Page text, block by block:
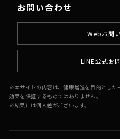
お問い合わせ
Webお問
LINE公式お
※本サイトの内容は、健康増進を目的とした
効果を保証するものではありません。
※結果には個人差がございます。